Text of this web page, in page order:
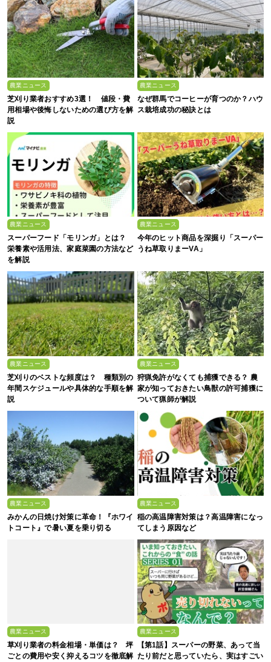
農業ニュース
芝刈り業者おすすめ3選！ 値段・費
用相場や後悔しないための選び方を解
説
農業ニュース
なぜ群馬でコーヒーが育つのか？ハウ
ス栽培成功の秘訣とは
農業ニュース
スーパーフード「モリンガ」とは？
栄養素や活用法、家庭菜園の方法など
を解説
農業ニュース
今年のヒット商品を深掘り「スーパー
うね草取りまーVA」
農業ニュース
芝刈りのベストな頻度は？ 種類別の
年間スケジュールや具体的な手順を解
説
農業ニュース
狩猟免許がなくても捕獲できる？ 農
家が知っておきたい鳥獣の許可捕獲に
ついて猟師が解説
農業ニュース
みかんの日焼け対策に革命！『ホワイ
トコート』で暑い夏を乗り切る
農業ニュース
稲の高温障害対策は？高温障害になっ
てしまう原因など
農業ニュース
草刈り業者の料金相場・単価は？ 坪
ごとの費用や安く抑えるコツを徹底解
農業ニュース
【第1話】スーパーの野菜、あって当
たり前だと思っていたら、実はすごい